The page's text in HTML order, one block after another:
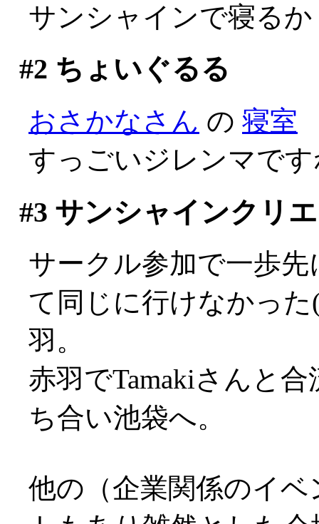
サンシャインで寝る
#2 ちょいぐるる
おさかなさん の 寝室
すっごいジレンマで
#3 サンシャインクリ
サークル参加で一歩
て同じに行けなかった
羽。
赤羽でTamakiさんと
ち合い池袋へ。
他の（企業関係のイ